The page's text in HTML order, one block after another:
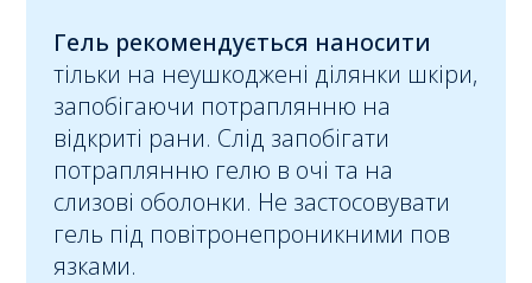
Гель рекомендується наносити
тільки на неушкоджені ділянки шкіри,
запобігаючи потраплянню на
відкриті рани. Слід запобігати
потраплянню гелю в очі та на
слизові оболонки. Не застосовувати
гель під повітронепроникними пов
язками.